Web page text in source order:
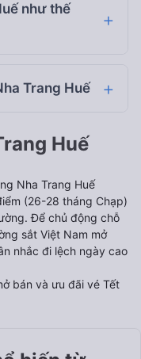
như thế
Trang Huế
Huế
Nha Trang Huế
(26-28 tháng Chạp)
Để chủ động chỗ
sắt Việt Nam mở
nhắc đi lệch ngày cao
bán và ưu đãi vé Tết